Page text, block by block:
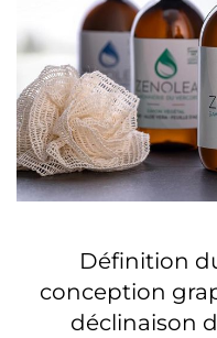
Définition
conception
déclinaison